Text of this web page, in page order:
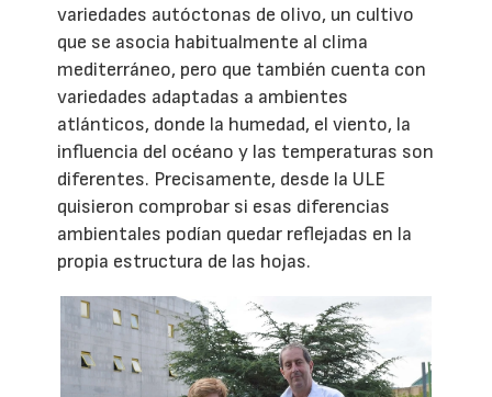
variedades autóctonas de olivo, un cultivo
que se asocia habitualmente al clima
mediterráneo, pero que también cuenta con
variedades adaptadas a ambientes
atlánticos, donde la humedad, el viento, la
influencia del océano y las temperaturas son
diferentes. Precisamente, desde la ULE
quisieron comprobar si esas diferencias
ambientales podían quedar reflejadas en la
propia estructura de las hojas.